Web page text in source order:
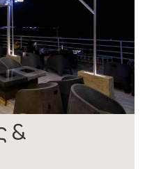
&